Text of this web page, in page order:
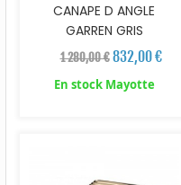
CANAPE D ANGLE
GARREN GRIS
1 280,00 € 832,00 €
En stock Mayotte